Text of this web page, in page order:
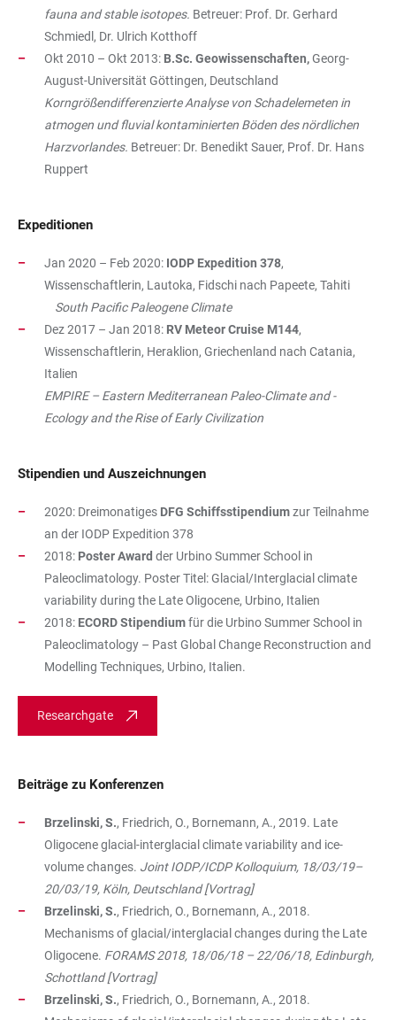
fauna and stable isotopes. Betreuer: Prof. Dr. Gerhard
Schmiedl, Dr. Ulrich Kotthoff
Okt 2010 – Okt 2013: B.Sc. Geowissenschaften,Georg-
August-Universität Göttingen, Deutschland
Korngrößendifferenzierte Analyse von Schadelemeten in
atmogen und fluvial kontaminierten Böden des nördlichen
Harzvorlandes. Betreuer: Dr. Benedikt Sauer, Prof. Dr. Hans
Ruppert
Expeditionen
Jan 2020 – Feb 2020: IODP Expedition 378,
Wissenschaftlerin, Lautoka, Fidschi nach Papeete, Tahiti
South Pacific Paleogene Climate
Dez 2017 – Jan 2018: RV Meteor Cruise M144,
Wissenschaftlerin, Heraklion, Griechenland nach Catania,
Italien
EMPIRE – Eastern Mediterranean Paleo-Climate and -
Ecology and the Rise of Early Civilization
Stipendien und Auszeichnungen
2020: Dreimonatiges DFG Schiffsstipendiumzur Teilnahme
an der IODP Expedition 378
2018: Poster Award der Urbino Summer School in
Paleoclimatology. Poster Titel: Glacial/Interglacial climate
variability during the Late Oligocene, Urbino, Italien
2018: ECORD Stipendiumfür die Urbino Summer School in
Paleoclimatology – Past Global Change Reconstruction and
Modelling Techniques, Urbino, Italien.
Researchgate
Beiträge zu Konferenzen
Brzelinski, S., Friedrich, O., Bornemann, A., 2019. Late
Oligocene glacial-interglacial climate variability and ice-
volume changes. Joint IODP/ICDP Kolloquium, 18/03/19–
20/03/19, Köln, Deutschland [Vortrag]
Brzelinski, S., Friedrich, O., Bornemann, A., 2018.
Mechanisms of glacial/interglacial changes during the Late
Oligocene. FORAMS 2018, 18/06/18 – 22/06/18, Edinburgh,
Schottland [Vortrag]
Brzelinski, S., Friedrich, O., Bornemann, A., 2018.